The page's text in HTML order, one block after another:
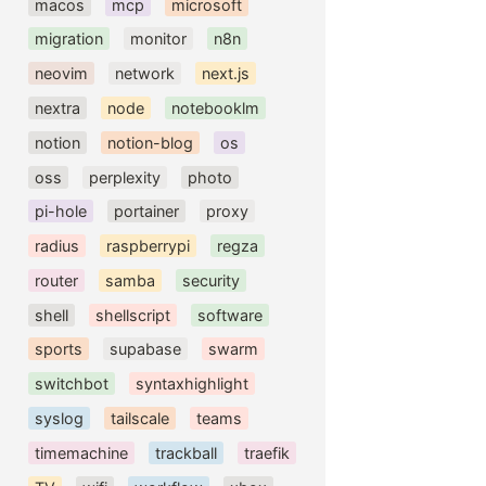
macos mcp
microsoft
migration
monitor
n8n
neovim
network
next.js
nextra
node
notebooklm
notion
notion-blog
os
oss
perplexity
photo
pi-hole
portainer
proxy
radius
raspberrypi
regza
router
samba
security
shell
shellscript
software
sports
supabase
swarm
switchbot
syntaxhighlight
syslog
tailscale
teams
timemachine
trackball
traefik